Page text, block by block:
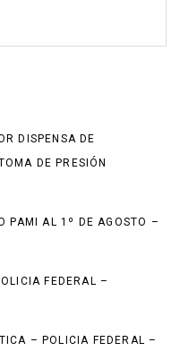
DISPENSA DE
DE PRESIÓN
PAMI AL 1º DE AGOSTO –
FEDERAL –
– POLICIA FEDERAL –